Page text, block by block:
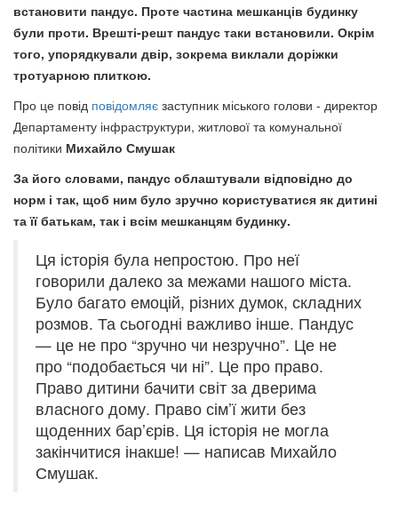
встановити пандус. Проте частина мешканців будинку
були проти. Врешті-решт пандус таки встановили. Окрім
того, упорядкували двір, зокрема виклали доріжки
тротуарною плиткою.
Про це повід повідомляє заступник міського голови - директор
Департаменту інфраструктури, житлової та комунальної
політики Михайло Смушак
За його словами, пандус облаштували відповідно до
норм і так, щоб ним було зручно користуватися як дитині
та її батькам, так і всім мешканцям будинку.
Ця історія була непростою. Про неї
говорили далеко за межами нашого міста.
Було багато емоцій, різних думок, складних
розмов. Та сьогодні важливо інше. Пандус
— це не про “зручно чи незручно”. Це не
про “подобається чи ні”. Це про право.
Право дитини бачити світ за дверима
власного дому. Право сім’ї жити без
щоденних бар’єрів. Ця історія не могла
закінчитися інакше! — написав Михайло
Смушак.